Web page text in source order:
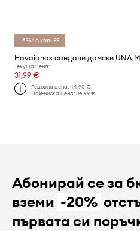
-5%* с код: FS
Текуща цена:
31,99 €
Редовна цена:44,90 €
Най-ниска цена:34,99 €
Абонирай се за
вземи -20%
първата си